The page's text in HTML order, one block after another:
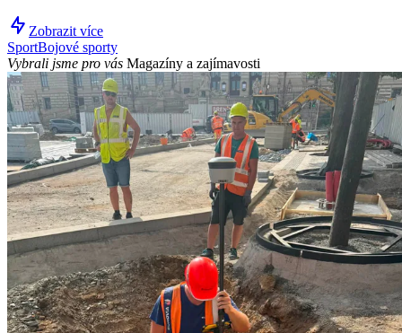
Zobrazit více
SportBojové sporty
Vybrali jsme pro vás Magazíny a zajímavosti